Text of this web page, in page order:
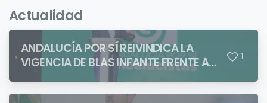
Actualidad
ANDALUCÍA POR SÍ REIVINDICA LA
VIGENCIA DE BLAS INFANTE FRENTE A
QUIENES PRETENDEN NEGAR LA
IDENTIDAD ANDALUZA
1